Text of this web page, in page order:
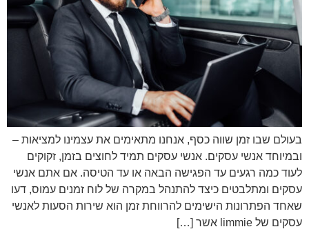
בעולם שבו זמן שווה כסף, אנחנו מתאימים את עצמינו למציאות –
ובמיוחד אנשי עסקים. אנשי עסקים תמיד לחוצים בזמן, זקוקים
לעוד כמה רגעים עד הפגישה הבאה או עד הטיסה. אם אתם אנשי
עסקים ומתלבטים כיצד להתנהל במקרה של לוח זמנים עמוס, דעו
שאחד הפתרונות הישימים להרווחת זמן הוא שירות הסעות לאנשי
עסקים של limmie אשר […]